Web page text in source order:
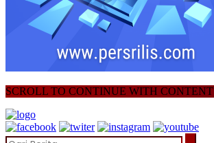
SCROLL TO CONTINUE WITH CONTENT